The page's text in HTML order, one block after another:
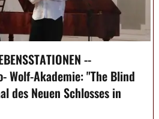
--
Wolf-Akademie: "The Blind
des Neuen Schlosses in